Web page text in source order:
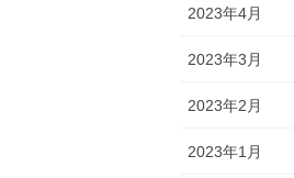
2023年4月
2023年3月
2023年2月
2023年1月